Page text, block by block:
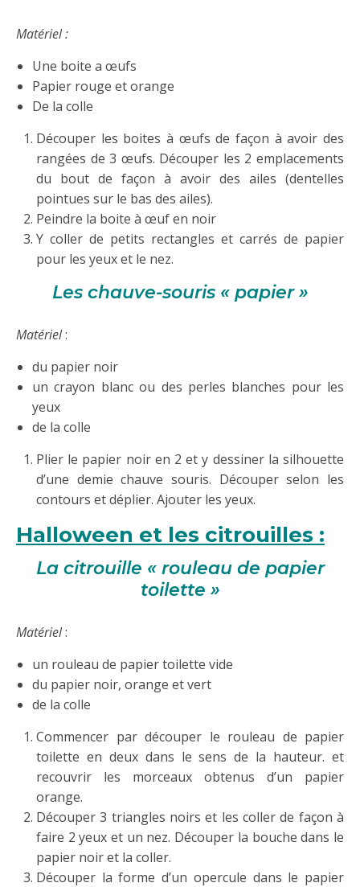
Matériel :
Une boite a œufs
Papier rouge et orange
De la colle
Découper les boites à œufs de façon à avoir des
rangées de 3 œufs. Découper les 2 emplacements
du bout de façon à avoir des ailes (dentelles
pointues sur le bas des ailes).
Peindre la boite à œuf en noir
Y coller de petits rectangles et carrés de papier
pour les yeux et le nez.
Les chauve-souris « papier »
Matériel:
du papier noir
un crayon blanc ou des perles blanches pour les
yeux
de la colle
Plier le papier noir en 2 et y dessiner la silhouette
d’une demie chauve souris. Découper selon les
contours et déplier. Ajouter les yeux.
Halloween et les citrouilles :
La citrouille « rouleau de papier
toilette »
Matériel:
un rouleau de papier toilette vide
du papier noir, orange et vert
de la colle
Commencer par découper le rouleau de papier
toilette en deux dans le sens de la hauteur. et
recouvrir les morceaux obtenus d’un papier
orange.
Découper 3 triangles noirs et les coller de façon à
faire 2 yeux et un nez. Découper la bouche dans le
papier noir et la coller.
Découper la forme d’un opercule dans le papier